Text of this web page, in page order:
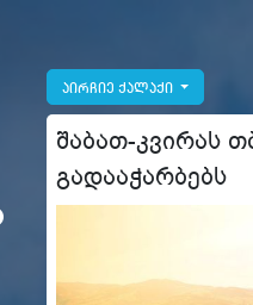
აირჩიე ქალაქი
შაბათ-კვირას
გადააჭარბებს